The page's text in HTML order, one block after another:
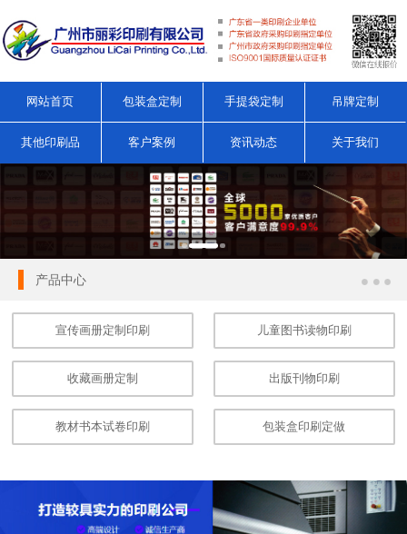
网站首页 包装盒定制 手提袋定制 吊牌定制
其他印刷品 客户案例 资讯动态 关于我们
产品中心
宣传画册定制印刷 儿童图书读物印刷
收藏画册定制 出版刊物印刷
教材书本试卷印刷 包装盒印刷定做